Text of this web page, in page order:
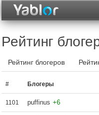
Рейтинг
Рейтинг блогеров
# Блогеры
1101 puffinus +6